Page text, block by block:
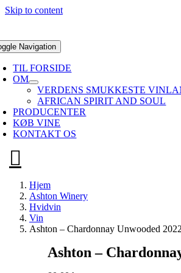
Skip to content
Navigation
TIL FORSIDE
OM
VERDENS SMUKKESTE
AFRICAN SPIRIT AND SOUL
PRODUCENTER
KØB VINE
KONTAKT OS
Hjem
Ashton Winery
Hvidvin
Vin
Ashton – Chardonnay Unwooded 2022
Ashton –